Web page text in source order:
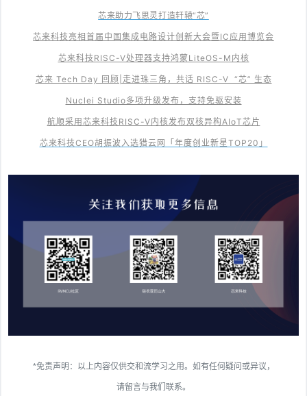
芯来助力飞思灵打造轩辕“芯”
芯来科技亮相首届中国集成电路设计创新大会暨IC应用博览会
芯来科技RISC-V处理器支持鸿蒙LiteOS-M内核
芯来 Tech Day 回顾|走进珠三角，共话 RISC-V “芯” 生态
Nuclei Studio多项升级发布，支持免驱安装
航顺采用芯来科技RISC-V内核发布双核异构AIoT芯片
芯来科技CEO胡振波入选猎云网「年度创业新星TOP20」
*免责声明：以上内容仅供交和流学习之用。如有任何疑问或异议，
请留言与我们联系。